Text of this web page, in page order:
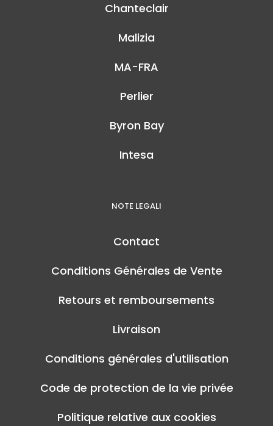
Chanteclair
Malizia
MA-FRA
Perlier
Byron Bay
Intesa
NOTE LEGALI
Contact
Conditions Générales de Vente
Retours et remboursements
Livraison
Conditions générales d'utilisation
Code de protection de la vie privée
Politique relative aux cookies